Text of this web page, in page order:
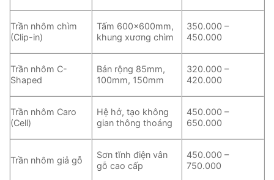
Trần nhôm chìm
(Clip-in)
Tấm 600x600mm,
khung xương chìm
350.000 –
450.000
Trần nhôm C-
Shaped
Bản rộng 85mm,
100mm, 150mm
320.000 –
420.000
Trần nhôm Caro
(Cell)
Hệ hở, tạo không
gian thông thoáng
450.000 –
650.000
Trần nhôm giả gỗ
Sơn tĩnh điện vân
gỗ cao cấp
450.000 –
750.000